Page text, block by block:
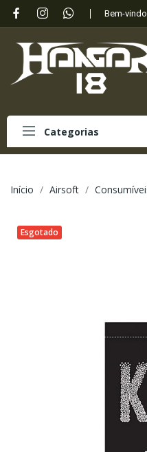
Bem-
Categorias
Início Airsoft
Esgotado